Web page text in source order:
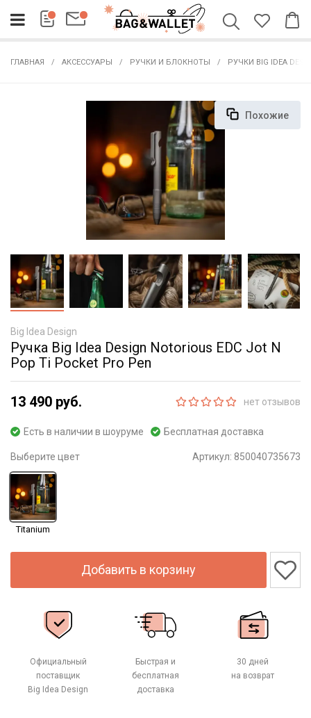
ГЛАВНАЯ АКСЕССУАРЫ РУЧКИ И БЛОКНОТЫ РУЧКИ BIG IDEA
Похожие
Big Idea Design
Ручка Big Idea Design Notorious EDC Jot N
Pop Ti Pocket Pro Pen
13 490 руб. нет отзывов
Есть в наличии в шоуруме Бесплатная доставка
Выберите цвет Артикул: 850040735673
Titanium
Добавить в корзину
Официальный
поставщик
Big Idea Design
Быстрая и
бесплатная
доставка
30 дней
на возврат